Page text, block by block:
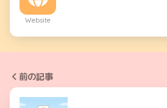
Website
前の記事